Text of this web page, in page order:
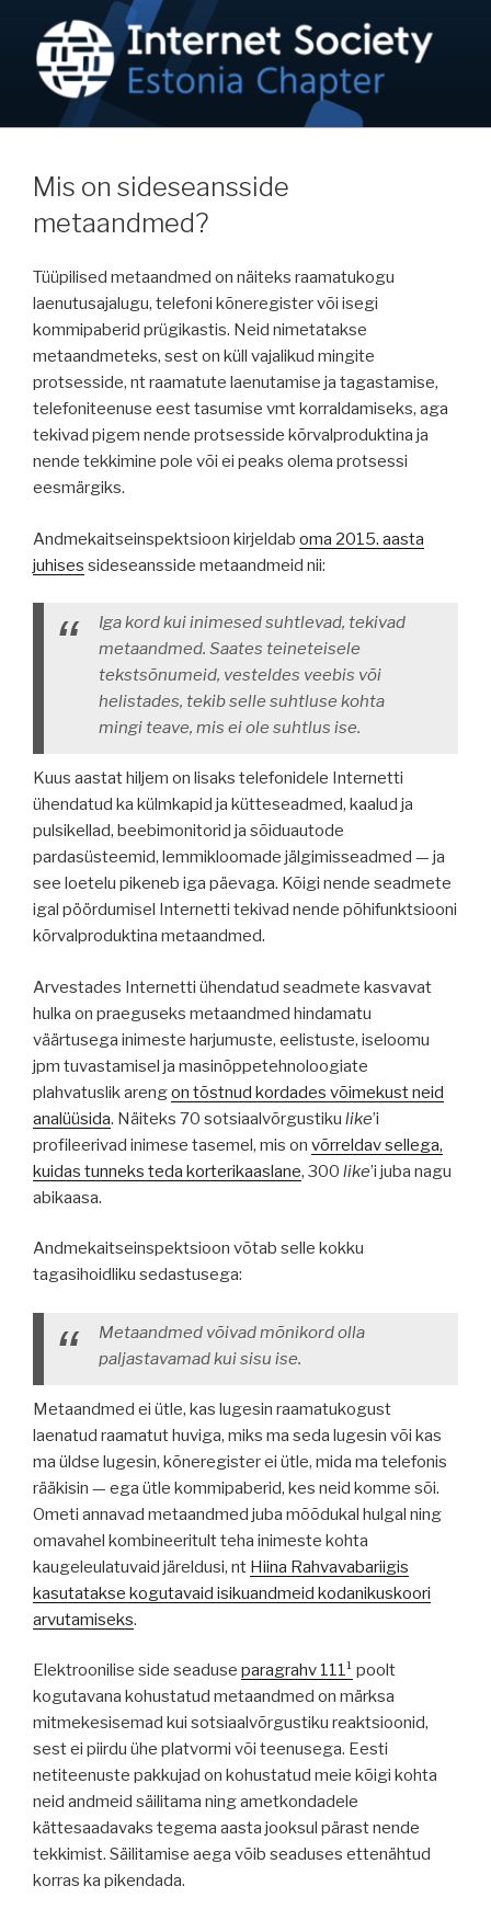
content
NETIKOGUKOND / ISOC-EE
Internet on inimõigus!
Mis on sideseansside
metaandmed?
Tüüpilised metaandmed on näiteks raamatukogu
laenutusajalugu, telefoni kõneregister või isegi
kommipaberid prügikastis. Neid nimetatakse
metaandmeteks, sest on küll vajalikud mingite
protsesside, nt raamatute laenutamise ja tagastamise,
telefoniteenuse eest tasumise vmt korraldamiseks, aga
tekivad pigem nende protsesside kõrvalproduktina ja
nende tekkimine pole või ei peaks olema protsessi
eesmärgiks.
Andmekaitseinspektsioon kirjeldab oma 2015. aasta
juhises sideseansside metaandmeid nii:
Iga kord kui inimesed suhtlevad, tekivad
metaandmed. Saates teineteisele
tekstsõnumeid, vesteldes veebis või
helistades, tekib selle suhtluse kohta
mingi teave, mis ei ole suhtlus ise.
Kuus aastat hiljem on lisaks telefonidele Internetti
ühendatud ka külmkapid ja kütteseadmed, kaalud ja
pulsikellad, beebimonitorid ja sõiduautode
pardasüsteemid, lemmikloomade jälgimisseadmed — ja
see loetelu pikeneb iga päevaga. Kõigi nende seadmete
igal pöördumisel Internetti tekivad nende põhifunktsiooni
kõrvalproduktina metaandmed.
Arvestades Internetti ühendatud seadmete kasvavat
hulka on praeguseks metaandmed hindamatu
väärtusega inimeste harjumuste, eelistuste, iseloomu
jpm tuvastamisel ja masinõppetehnoloogiate
plahvatuslik arengon tõstnud kordades võimekust neid
analüüsida. Näiteks 70 sotsiaalvõrgustiku like’i
profileerivad inimese tasemel, mis on võrreldav sellega,
kuidas tunneks teda korterikaaslane, 300 like’i juba nagu
abikaasa.
Andmekaitseinspektsioon võtab selle kokku
tagasihoidliku sedastusega:
Metaandmed võivad mõnikord olla
paljastavamad kui sisu ise.
Metaandmed ei ütle, kas lugesin raamatukogust
laenatud raamatut huviga, miks ma seda lugesin või kas
ma üldse lugesin, kõneregister ei ütle, mida ma telefonis
rääkisin — ega ütle kommipaberid, kes neid komme sõi.
Ometi annavad metaandmed juba mõõdukal hulgal ning
omavahel kombineeritult teha inimeste kohta
kaugeleulatuvaid järeldusi, nt Hiina Rahvavabariigis
kasutatakse kogutavaid isikuandmeid kodanikuskoori
arvutamiseks.
Elektroonilise side seaduse paragrahv 111¹ poolt
kogutavana kohustatud metaandmed on märksa
mitmekesisemad kui sotsiaalvõrgustiku reaktsioonid,
sest ei piirdu ühe platvormi või teenusega. Eesti
netiteenuste pakkujad on kohustatud meie kõigi kohta
neid andmeid säilitama ning ametkondadele
kättesaadavaks tegema aasta jooksul pärast nende
tekkimist. Säilitamise aega võib seaduses ettenähtud
korras ka pikendada.